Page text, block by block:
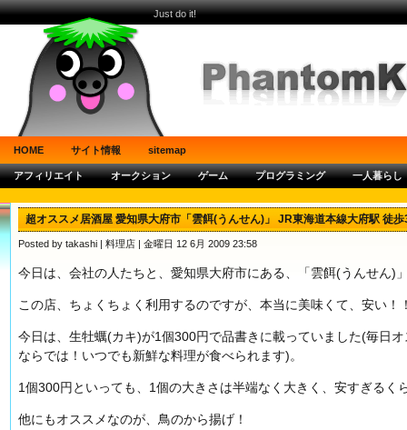
Just do it!
HOME サイト情報 sitemap
アフィリエイト オークション ゲーム プログラミング 一人暮らし
超オススメ居酒屋 愛知県大府市「雲餌(うんせん)」 JR東海道本線大府駅 徒歩
Posted by takashi | 料理店 | 金曜日 12 6月 2009 23:58
今日は、会社の人たちと、愛知県大府市にある、「雲餌(うんせん)
この店、ちょくちょく利用するのですが、本当に美味くて、安い！
今日は、生牡蠣(カキ)が1個300円で品書きに載っていました(毎日
ならでは！いつでも新鮮な料理が食べられます)。
1個300円といっても、1個の大きさは半端なく大きく、安すぎるく
他にもオススメなのが、鳥のから揚げ！